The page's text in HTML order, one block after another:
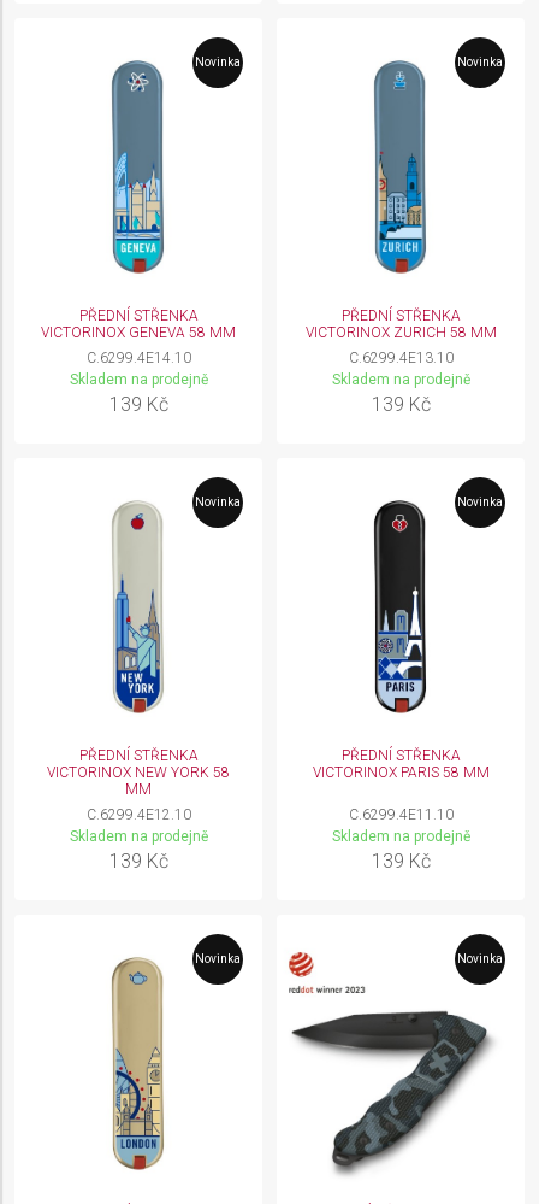
Novinka
PŘEDNÍ STŘENKA
VICTORINOX GENEVA 58 MM
C.6299.4E14.10
Skladem na prodejně
139 Kč
Novinka
PŘEDNÍ STŘENKA
VICTORINOX ZURICH 58 MM
C.6299.4E13.10
Skladem na prodejně
139 Kč
Novinka
PŘEDNÍ STŘENKA
VICTORINOX NEW YORK 58
MM
C.6299.4E12.10
Skladem na prodejně
139 Kč
Novinka
PŘEDNÍ STŘENKA
VICTORINOX PARIS 58 MM
C.6299.4E11.10
Skladem na prodejně
139 Kč
Novinka Novinka